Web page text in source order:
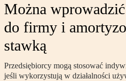
Można
do firmy i
stawką
Przedsiębiorcy mogą stosować
jeśli wykorzystują w działalności